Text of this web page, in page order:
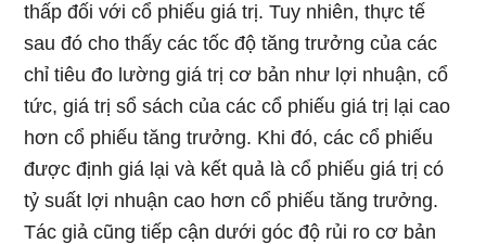
thấp đối với cổ phiếu giá trị. Tuy nhiên, thực tế
sau đó cho thấy các tốc độ tăng trưởng của các
chỉ tiêu đo lường giá trị cơ bản như lợi nhuận, cổ
tức, giá trị sổ sách của các cổ phiếu giá trị lại cao
hơn cổ phiếu tăng trưởng. Khi đó, các cổ phiếu
được định giá lại và kết quả là cổ phiếu giá trị có
tỷ suất lợi nhuận cao hơn cổ phiếu tăng trưởng.
Tác giả cũng tiếp cận dưới góc độ rủi ro cơ bản